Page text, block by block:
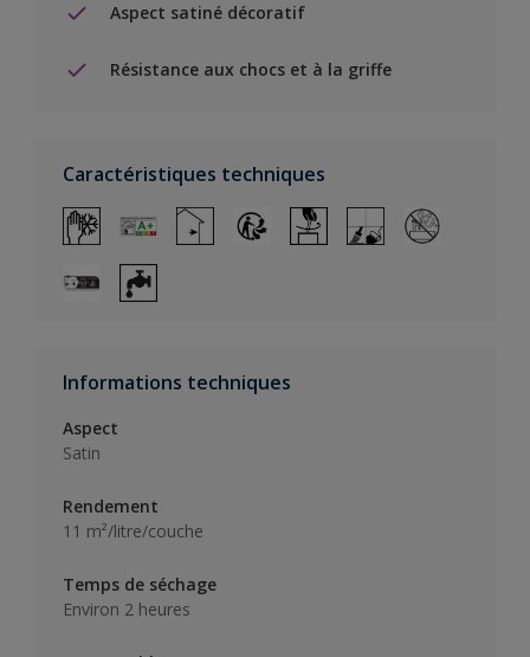
Aspect satiné décoratif
Résistance aux chocs et à la griffe
Caractéristiques techniques
Informations techniques
Aspect
Satin
Rendement
11 m²/litre/couche
Temps de séchage
Environ 2 heures